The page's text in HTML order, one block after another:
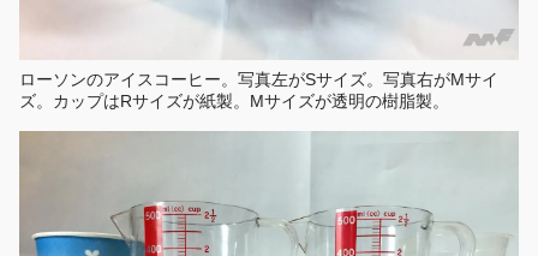
ローソンのアイスコーヒー。写真左がSサイズ。写真右がMサイ
ズ。カップはRサイズが紙製。Mサイズが透明の樹脂製。